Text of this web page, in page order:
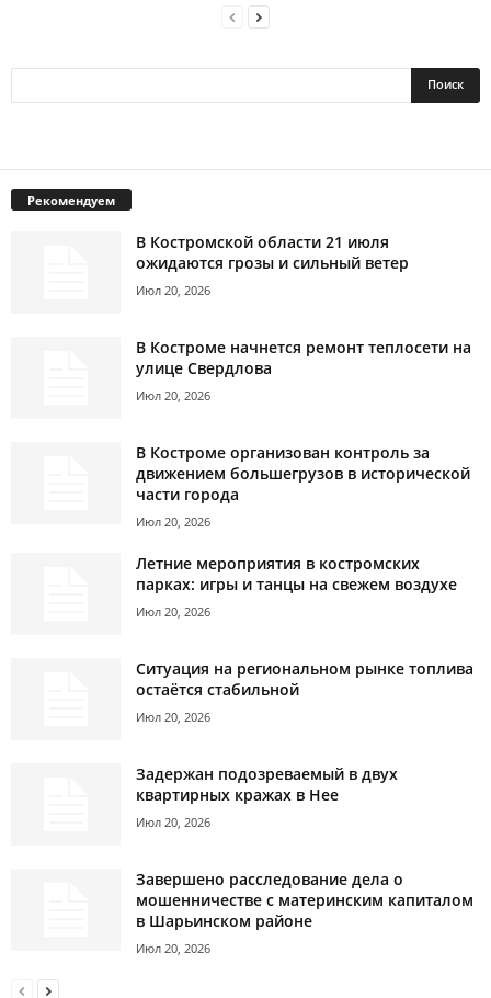
Рекомендуем
В Костромской области 21 июля
ожидаются грозы и сильный ветер
Июл 20, 2026
В Костроме начнется ремонт теплосети на
улице Свердлова
Июл 20, 2026
В Костроме организован контроль за
движением большегрузов в исторической
части города
Июл 20, 2026
Летние мероприятия в костромских
парках: игры и танцы на свежем воздухе
Июл 20, 2026
Ситуация на региональном рынке топлива
остаётся стабильной
Июл 20, 2026
Задержан подозреваемый в двух
квартирных кражах в Нее
Июл 20, 2026
Завершено расследование дела о
мошенничестве с материнским капиталом
в Шарьинском районе
Июл 20, 2026